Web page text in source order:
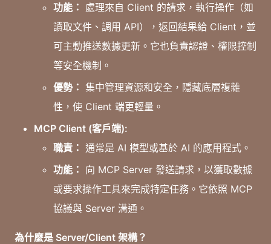
功能： 處理來自 Client 的請求，執行操作（如
讀取文件、調用 API），返回結果給 Client，並
可主動推送數據更新。它也負責認證、權限控制
等安全機制。
優勢： 集中管理資源和安全，隱藏底層複雜
性，使 Client 端更輕量。
MCP Client (客戶端):
職責： 通常是 AI 模型或基於 AI 的應用程式。
功能： 向 MCP Server 發送請求，以獲取數據
或要求操作工具來完成特定任務。它依照 MCP
協議與 Server 溝通。
為什麼是 Server/Client 架構？